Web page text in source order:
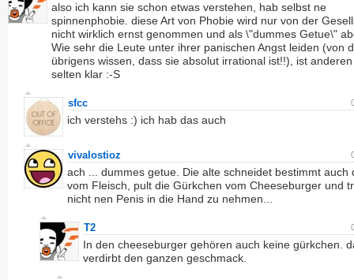
also ich kann sie schon etwas verstehen, hab selbst ne
spinnenphobie. diese Art von Phobie wird nur von der
nicht wirklich ernst genommen und als \"dummes Getue\"
Wie sehr die Leute unter ihrer panischen Angst leiden (von
übrigens wissen, dass sie absolut irrational ist!!), ist
selten klar :-S
sfcc
ich verstehs :) ich hab das auch
vivalostioz
ach ... dummes getue. Die alte schneidet bestimmt auch
vom Fleisch, pult die Gürkchen vom Cheeseburger und
nicht nen Penis in die Hand zu nehmen...
T2
In den cheeseburger gehören auch keine gürkchen.
verdirbt den ganzen geschmack.